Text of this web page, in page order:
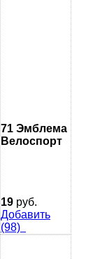
71 Эмблема
Велоспорт
19 руб.
Добавить
(98)